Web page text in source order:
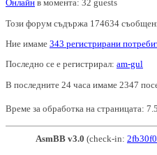
Онлайн в момента: 32 guests
Този форум съдържа 174634
Ние имаме 343 регистрирани
Последно се е регистрирал: am-gul
В последните 24 часа имаме 2347
Време за обработка на страницата:
AsmBB v3.0 (check-in: